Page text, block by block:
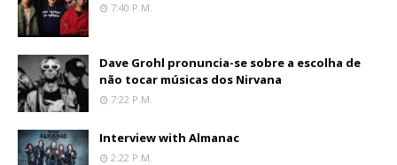
7:40 P.m.
Dave Grohl pronuncia-se sobre a escolha de
não tocar músicas dos Nirvana
7:22 P.m.
Interview with Almanac
2:22 P.m.